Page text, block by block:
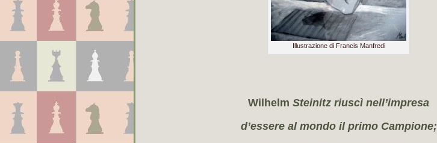
Illustrazione di Francis Manfredi
Wilhelm Steinitz riuscì nell’impresa
d’essere al mondo il primo Campione;